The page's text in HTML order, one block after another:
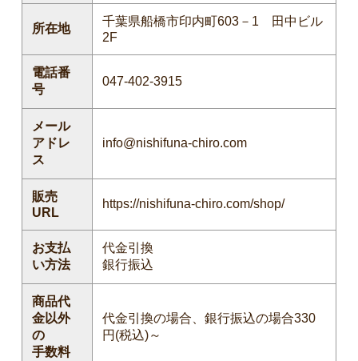
所在地
千葉県船橋市印内町603－1 田中ビル
2F
電話番
号
047-402-3915
メール
アドレ
ス
info@nishifuna-chiro.com
販売
URL
https://nishifuna-chiro.com/shop/
お支払
い方法
代金引換
銀行振込
商品代
金以外
の
手数料
代金引換の場合、銀行振込の場合330
円(税込)～